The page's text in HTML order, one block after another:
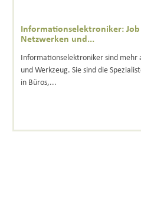
Informationselektroniker:
Netzwerken und...
Informationselektroniker sind mehr
und Werkzeug. Sie sind die
in Büros,...